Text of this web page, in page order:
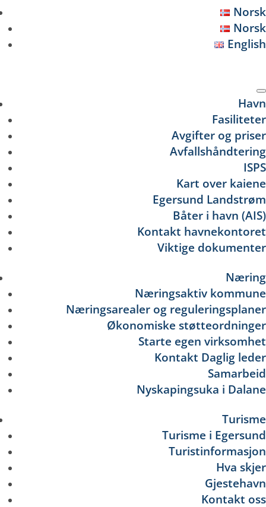
Norsk
Norsk
English
Havn
Fasiliteter
Avgifter og priser
Avfallshåndtering
ISPS
Kart over kaiene
Egersund Landstrøm
Båter i havn (AIS)
Kontakt havnekontoret
Viktige dokumenter
Næring
Næringsaktiv kommune
Næringsarealer og reguleringsplaner
Økonomiske støtteordninger
Starte egen virksomhet
Kontakt Daglig leder
Samarbeid
Nyskapingsuka i Dalane
Turisme
Turisme i Egersund
Turistinformasjon
Hva skjer
Gjestehavn
Kontakt oss